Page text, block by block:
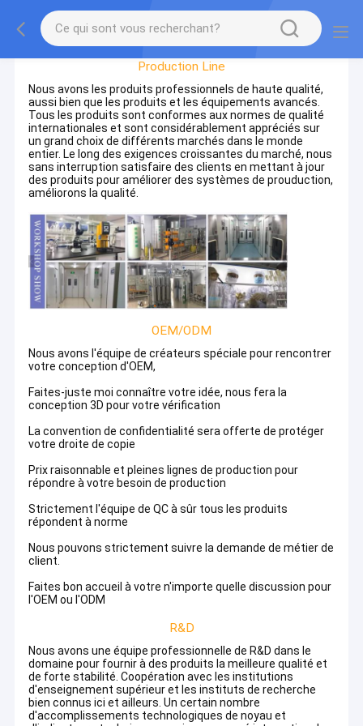
Factory Tour
Production Line
Nous avons les produits professionnels de haute qualité,
aussi bien que les produits et les équipements avancés.
Tous les produits sont conformes aux normes de qualité
internationales et sont considérablement appréciés sur
un grand choix de différents marchés dans le monde
entier. Le long des exigences croissantes du marché, nous
sans interruption satisfaire des clients en mettant à jour
des produits pour améliorer des systèmes de prouduction,
améliorons la qualité.
OEM/ODM
Nous avons l'équipe de créateurs spéciale pour rencontrer
votre conception d'OEM,
Faites-juste moi connaître votre idée, nous fera la
conception 3D pour votre vérification
La convention de confidentialité sera offerte de protéger
votre droite de copie
Prix raisonnable et pleines lignes de production pour
répondre à votre besoin de production
Strictement l'équipe de QC à sûr tous les produits
répondent à norme
Nous pouvons strictement suivre la demande de métier de
client.
Faites bon accueil à votre n'importe quelle discussion pour
l'OEM ou l'ODM
R&D
Nous avons une équipe professionnelle de R&D dans le
domaine pour fournir à des produits la meilleure qualité et
de forte stabilité. Coopération avec les institutions
d'enseignement supérieur et les instituts de recherche
bien connus ici et ailleurs. Un certain nombre
d'accomplissements technologiques de noyau et